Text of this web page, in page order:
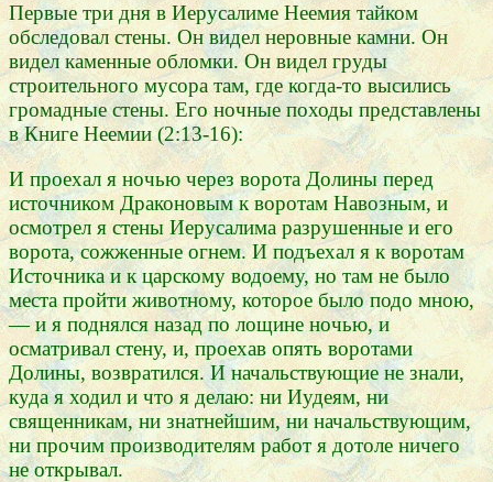
Первые три дня в Иерусалиме Неемия тайком
обследовал стены. Он видел неровные камни. Он
видел каменные обломки. Он видел груды
строительного мусора там, где когда-то высились
громадные стены. Его ночные походы представлены
в Книге Неемии (2:13-16):
И проехал я ночью через ворота Долины перед
источником Драконовым к воротам Навозным, и
осмотрел я стены Иерусалима разрушенные и его
ворота, сожженные огнем. И подъехал я к воротам
Источника и к царскому водоему, но там не было
места пройти животному, которое было подо мною,
— и я поднялся назад по лощине ночью, и
осматривал стену, и, проехав опять воротами
Долины, возвратился. И начальствующие не знали,
куда я ходил и что я делаю: ни Иудеям, ни
священникам, ни знатнейшим, ни начальствующим,
ни прочим производителям работ я дотоле ничего
не открывал.